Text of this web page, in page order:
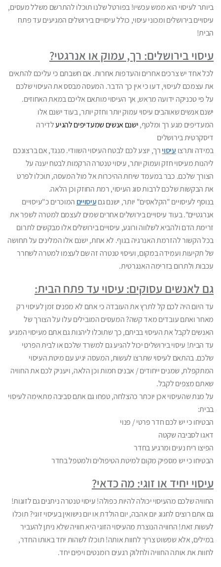
ביותר לעיסוי הוא ממש עכשיו! בפורטל שלנו תוכלו להתרשם משלל מעסים,
עיסויים בירושלים ומכוני עיסוי, כולל עיסויים בירושלים המגיעים עד פתח
הבית!
עיסוי בירושלים: רך, עמוק או אנרגטי?
לכל אחד יש צרכים אחרים והעדפות אחרות. אם חשבתם כי עליכם להתאים
את עצמכם לעיסוי, דעו כי אין כך הדבר. המעסה מבסס את העיסוי שלכם
על פי טכניקה ידועה מראש, אך העיסוי מותאם אליכם במאת האחוזים.
ישנם אנשים שאוהבים עיסוי עמוק יותר וחזק יותר, בעוד ישנם אלו
המעדיפים מגע רך ומלטף, ישנם אנשים שמעדיפים להגיעלדירה
דיסקרטית בירושלים
במידה ותרצו עיסוי רך, יוצע לכם לבטח העיסוי השוודי. מנגד, אם ברצונכם
ליהנות מעיסוי חזק ועמוק יותר, עיסוי טנטרה הרקמות לבטח יענה על
הצורך שלכם. כבר במעמד שיחת ההיכרות אל מול המעסה, תוכלו לפרט
את הבקשות שלכם לרבות סוג העיסוי, רמת החוזק וכן הלאה.
בנוסף לעיסויים "הקלאסים" יותר, ישנם גם עיסויים המוכרים כ"עיסויים
אנרגטיים". בעוד עיסויים בירושלים אחרים שמים לעצמם למטרה לשפר את
זרימת הדם ולהביא לשלווה ורוגע, עיסויים בירושלים אלו מבקשים לתרום
בכל הקשור להזרמת האנרגיה בגוף. לא אחת, ישנם אלו המלינים על תחושה
של תקיעות ועמידה במקום, ועיסוי טנטרה זה שם לעצמו למטרה לשחרר
עכבות ולתרום בזרימה האנגרטית.
גם לאנשים עסוקים: עיסוי עד פתח הבית:
עד היום היה לכם קל לתרץ את העובדה כי אתם לא מפנים זמן לעיסוי רק
מאחר ואתם עובדים מאד קשה? המעסים המובילים עלו על הצורך של
האנשים לקבל את העיסוי בביתם, כך שתוכלו ליהנות גם אתם מעיסוי המגיע
עד הבית! עיסוי בירושלים יכול להגיע גם למשרד שלכם או לבית הפרטי
שלכם. בהתאם לעיסוי שתרצו לעשות, המעסה יגיע עם מיטת העיסוי
המתקפלת, שמנים ייחודים / אבנים חמות וכן הלאה, ויעניק לכם את החוויה
שאתם מצפים לקבל.
על מנת שהעיסוי אכן יוכתר כהצלחה, טפחו גם אתם סביבה מתאימה לעיסוי
בבית:
הבטיחו כי יש לכם חדר פרטי / פנוי
דאגו לסביבה שקטה
הפיצו ריח נעים ומרגיע בחדר
הבטיחו כי יש מספיק מקום למיטת הטיפולים ולמטפל בחדר
עיסוי יחיד או זוגי: מה כדאי?
החוויה שלכם מהעיסוי יכולה להיות כפולה! עיסוי טנטרה ניתנים גם לזוגות!
גם אתם רוצים לחגוג יום אהבה, יום הולדת או יום נישואין בעיסוי זוגי? תוכלו
לעשות זאת! החוויה הנוצרת מהעיסוי הזוגי היא חוויה שלא ניתן להעביר
במילים, אלא שפשוט צריך לחוות אותה! תוכלו לשהות יחד באותו החדר,
לחוות את אותה החוויה ולחלוק רגעים רומנטים ויפים יחד.